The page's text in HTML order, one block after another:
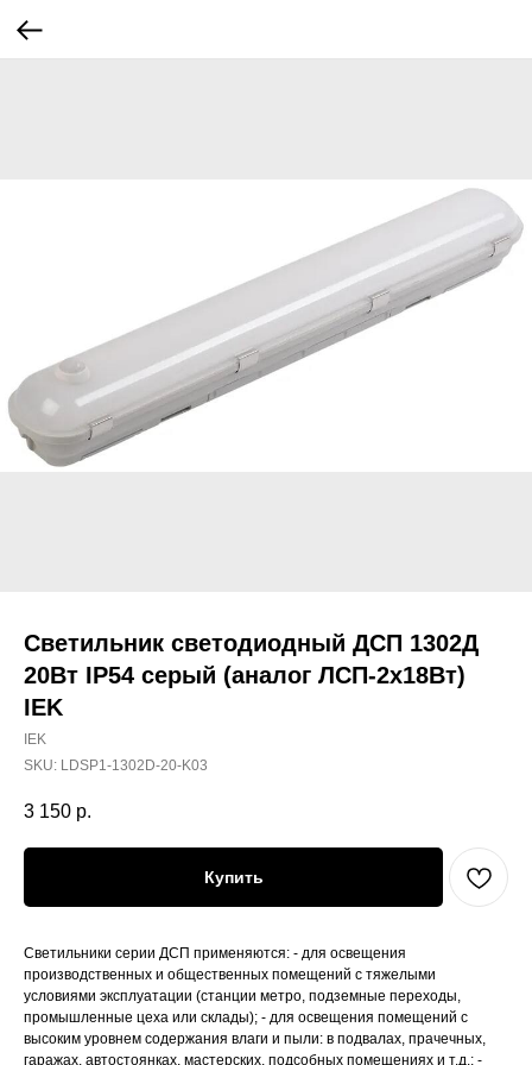
Светильник светодиодный ДСП 1302Д
20Вт IP54 серый (аналог ЛСП-2х18Вт)
IEK
IEK
SKU: LDSP1-1302D-20-K03
3 150 р.
Купить
Светильники серии ДСП применяются: - для освещения
производственных и общественных помещений с тяжелыми
условиями эксплуатации (станции метро, подземные переходы,
промышленные цеха или склады); - для освещения помещений с
высоким уровнем содержания влаги и пыли: в подвалах, прачечных,
гаражах, автостоянках, мастерских, подсобных помещениях и т.д.; -